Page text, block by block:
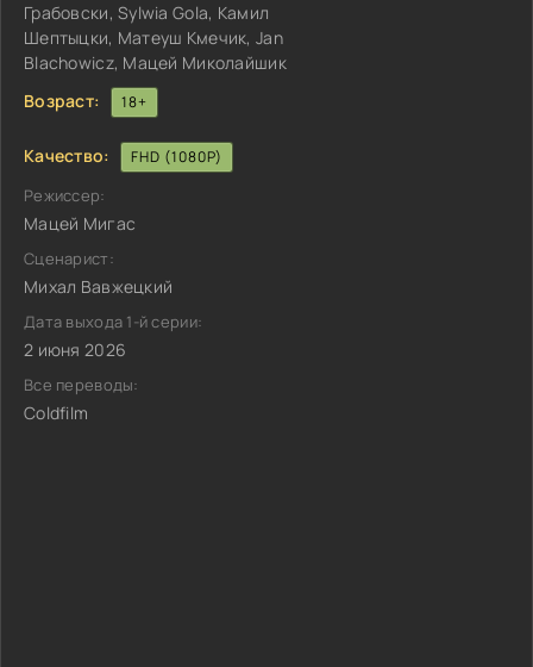
Грабовски, Sylwia Gola, Камил
Шептыцки, Матеуш Кмечик, Jan
Blachowicz, Мацей Миколайшик
Возраст:
18+
Качество: FHD (1080P)
Режиссер:
Мацей Мигас
Сценарист:
Михал Вавжецкий
Дата выхода 1-й серии:
2 июня 2026
Все переводы:
Coldfilm